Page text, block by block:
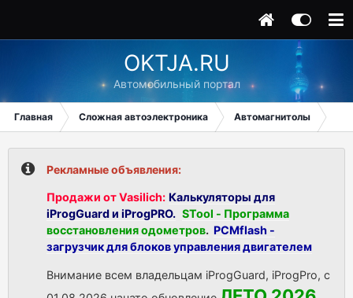
OKTJA.RU
Автомобильный портал
Главная Сложная автоэлектроника Автомагнитолы
Рекламные объявления:
Продажи от Vasilich: Калькуляторы для
iProgGuard и iProgPRO. STool - Программа
восстановления одометров. PCMflash -
загрузчик для блоков управления двигателем
Внимание всем владельцам iProgGuard, iProgPro, с